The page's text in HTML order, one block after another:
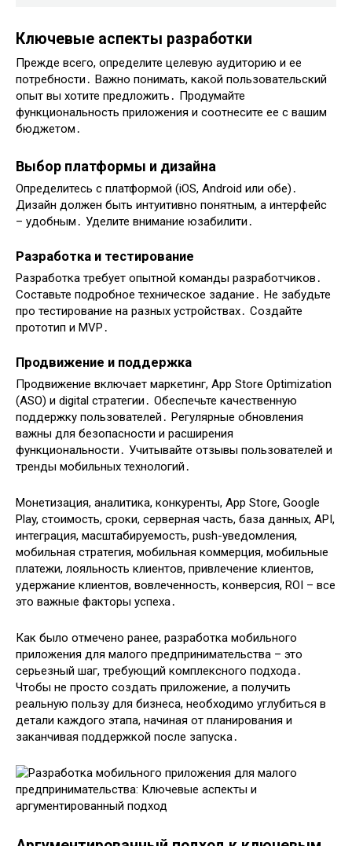
Ключевые аспекты разработки
Прежде всего, определите целевую аудиторию и ее
потребности․ Важно понимать, какой пользовательский
опыт вы хотите предложить․ Продумайте
функциональность приложения и соотнесите ее с вашим
бюджетом․
Выбор платформы и дизайна
Определитесь с платформой (iOS, Android или обе)․
Дизайн должен быть интуитивно понятным, а интерфейс
– удобным․ Уделите внимание юзабилити․
Разработка и тестирование
Разработка требует опытной команды разработчиков․
Составьте подробное техническое задание․ Не забудьте
про тестирование на разных устройствах․ Создайте
прототип и MVP․
Продвижение и поддержка
Продвижение включает маркетинг, App Store Optimization
(ASO) и digital стратегии․ Обеспечьте качественную
поддержку пользователей․ Регулярные обновления
важны для безопасности и расширения
функциональности․ Учитывайте отзывы пользователей и
тренды мобильных технологий․
Монетизация, аналитика, конкуренты, App Store, Google
Play, стоимость, сроки, серверная часть, база данных, API,
интеграция, масштабируемость, push-уведомления,
мобильная стратегия, мобильная коммерция, мобильные
платежи, лояльность клиентов, привлечение клиентов,
удержание клиентов, вовлеченность, конверсия, ROI – все
это важные факторы успеха․
Как было отмечено ранее, разработка мобильного
приложения для малого предпринимательства – это
серьезный шаг, требующий комплексного подхода․
Чтобы не просто создать приложение, а получить
реальную пользу для бизнеса, необходимо углубиться в
детали каждого этапа, начиная от планирования и
заканчивая поддержкой после запуска․